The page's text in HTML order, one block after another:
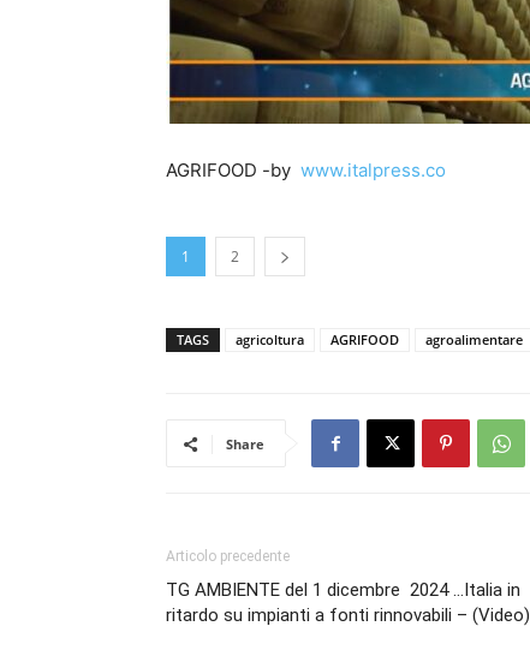
AGRIFOOD -by www.italpress.co
1 2
TAGS agricoltura AGRIFOOD agroalimentare
Share
Articolo precedente
TG AMBIENTE del 1 dicembre 2024 …Italia in
ritardo su impianti a fonti rinnovabili – (Video)